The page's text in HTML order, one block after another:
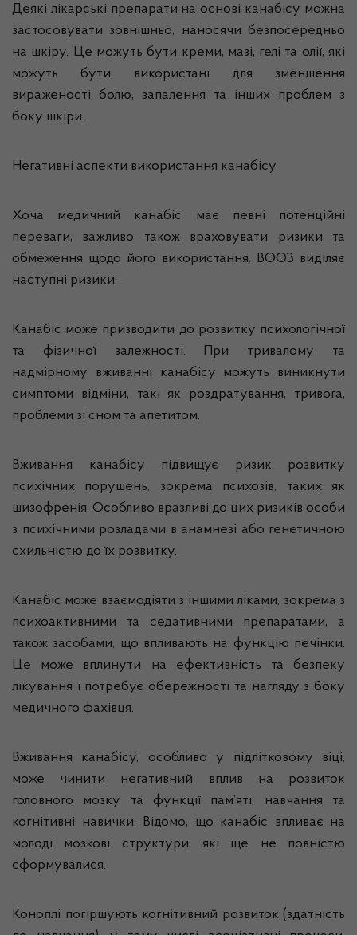
Деякі лікарські препарати на основі канабісу можна
застосовувати зовнішньо, наносячи безпосередньо
на шкіру. Це можуть бути креми, мазі, гелі та олії, які
можуть бути використані для зменшення
вираженості болю, запалення та інших проблем з
боку шкіри.
Негативні аспекти використання канабісу
Хоча медичний канабіс має певні потенційні
переваги, важливо також враховувати ризики та
обмеження щодо його використання. ВООЗ виділяє
наступні ризики.
Канабіс може призводити до розвитку психологічної
та фізичної залежності. При тривалому та
надмірному вживанні канабісу можуть виникнути
симптоми відміни, такі як роздратування, тривога,
проблеми зі сном та апетитом.
Вживання канабісу підвищує ризик розвитку
психічних порушень, зокрема психозів, таких як
шизофренія. Особливо вразливі до цих ризиків особи
з психічними розладами в анамнезі або генетичною
схильністю до їх розвитку.
Канабіс може взаємодіяти з іншими ліками, зокрема з
психоактивними та седативними препаратами, а
також засобами, що впливають на функцію печінки.
Це може вплинути на ефективність та безпеку
лікування і потребує обережності та нагляду з боку
медичного фахівця.
Вживання канабісу, особливо у підлітковому віці,
може чинити негативний вплив на розвиток
головного мозку та функції пам’яті, навчання та
когнітивні навички. Відомо, що канабіс впливає на
молоді мозкові структури, які ще не повністю
сформувалися.
Коноплі погіршують когнітивний розвиток (здатність